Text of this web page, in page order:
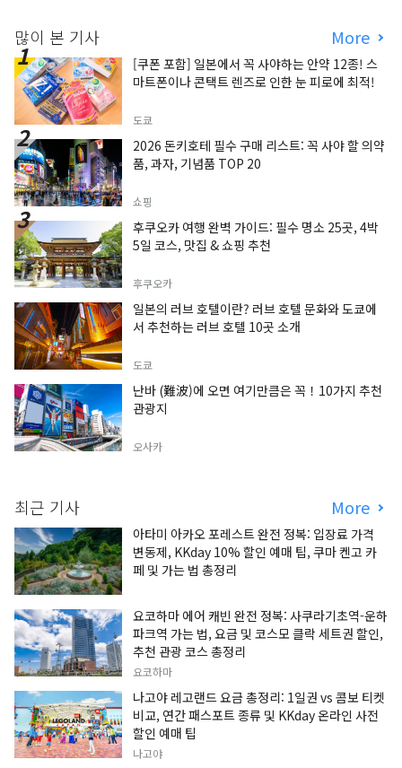
많이 본 기사 More
[쿠폰 포함] 일본에서 꼭 사야하는 안약 12종! 스
마트폰이나 콘택트 렌즈로 인한 눈 피로에 최적!
도쿄
2026 돈키호테 필수 구매 리스트: 꼭 사야 할 의약
품, 과자, 기념품 TOP 20
쇼핑
후쿠오카 여행 완벽 가이드: 필수 명소 25곳, 4박
5일 코스, 맛집 & 쇼핑 추천
후쿠오카
일본의 러브 호텔이란? 러브 호텔 문화와 도쿄에
서 추천하는 러브 호텔 10곳 소개
도쿄
난바 (難波)에 오면 여기만큼은 꼭！10가지 추천
관광지
오사카
최근 기사 More
아타미 아카오 포레스트 완전 정복: 입장료 가격
변동제, KKday 10% 할인 예매 팁, 쿠마 켄고 카
페 및 가는 법 총정리
요코하마 에어 캐빈 완전 정복: 사쿠라기초역-운하
파크역 가는 법, 요금 및 코스모 클락 세트권 할인,
추천 관광 코스 총정리
요코하마
나고야 레고랜드 요금 총정리: 1일권 vs 콤보 티켓
비교, 연간 패스포트 종류 및 KKday 온라인 사전
할인 예매 팁
나고야